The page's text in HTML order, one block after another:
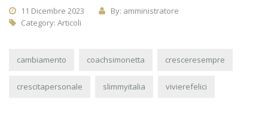
11 Dicembre 2023
By: amministratore
Category: Articoli
cambiamento coachsimonetta cresceresempre
crescitapersonale slimmyitalia vivierefelici